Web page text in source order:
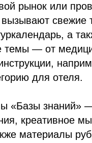
рынок или
свежие
а
темы — от
для отеля.
«Базы знаний» —
креативное
материалы